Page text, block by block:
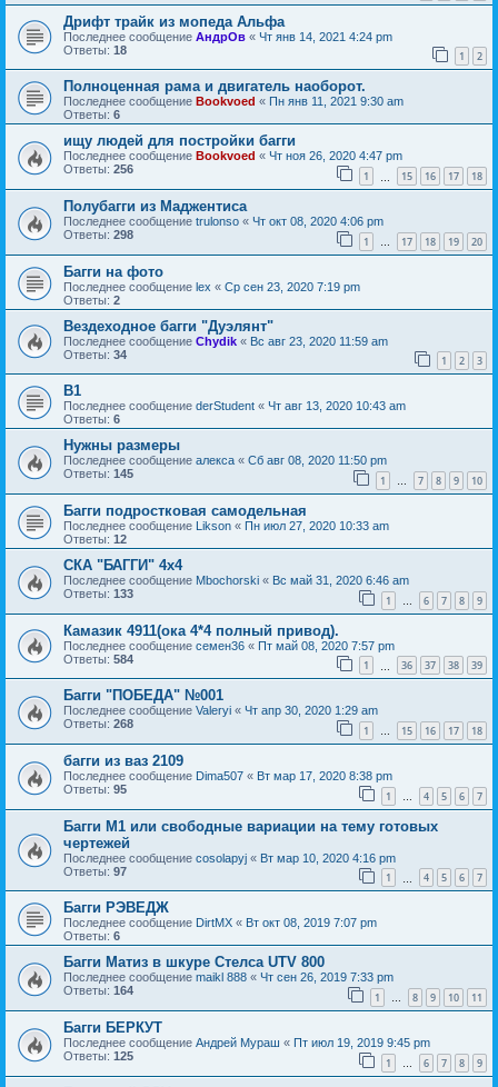
Дрифт трайк из мопеда Альфа
Последнее сообщение АндрОв « Чт янв 14, 2021 4:24 pm
Ответы: 18 1 2
Полноценная рама и двигатель наоборот.
Последнее сообщение Bookvoed « Пн янв 11, 2021 9:30 am
Ответы: 6
ищу людей для постройки багги
Последнее сообщение Bookvoed « Чт ноя 26, 2020 4:47 pm
Ответы: 256 1 15 16 17 18
Полубагги из Маджентиса
Последнее сообщение trulonso « Чт окт 08, 2020 4:06 pm
Ответы: 298 1 … 17 18 19 20
Багги на фото
Последнее сообщение lex « Ср сен 23, 2020 7:19 pm
Ответы: 2
Вездеходное багги "Дуэлянт"
Последнее сообщение Chydik « Вс авг 23, 2020 11:59 am
Ответы: 34 1 2 3
B1
Последнее сообщение derStudent « Чт авг 13, 2020 10:43 am
Ответы: 6
Нужны размеры
Последнее сообщение алекса « Сб авг 08, 2020 11:50 pm
Ответы: 145 1 … 7 8 9 10
Багги подростковая самодельная
Последнее сообщение Likson « Пн июл 27, 2020 10:33 am
Ответы: 12
СКА "БАГГИ" 4х4
Последнее сообщение Mbochorski « Вс май 31, 2020 6:46 am
Ответы: 133 1 … 6 7 8 9
Камазик 4911(ока 4*4 полный привод).
Последнее сообщение семен36 « Пт май 08, 2020 7:57 pm
Ответы: 584 1 36 37 38 39
Багги "ПОБЕДА" №001
Последнее сообщение Valeryi « Чт апр 30, 2020 1:29 am
Ответы: 268 1 … 15 16 17 18
багги из ваз 2109
Последнее сообщение Dima507 « Вт мар 17, 2020 8:38 pm
Ответы: 95 1 … 4 5 6 7
Багги М1 или свободные вариации на тему готовых
чертежей
Последнее сообщение cosolapyj « Вт мар 10, 2020 4:16 pm
Ответы: 97 1 4 5 6 7
Багги РЭВЕДЖ
Последнее сообщение DirtMX « Вт окт 08, 2019 7:07 pm
Ответы: 6
Багги Матиз в шкуре Стелса UTV 800
Последнее сообщение maikl 888 « Чт сен 26, 2019 7:33 pm
Ответы: 164 1 … 8 9 10 11
Багги БЕРКУТ
Последнее сообщение Андрей Мураш « Пт июл 19, 2019 9:45 pm
Ответы: 125 1 6 7 8 9